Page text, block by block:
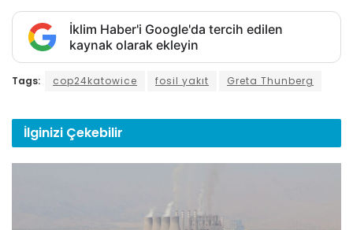
İklim Haber'i Google'da tercih edilen
kaynak olarak ekleyin
Tags: cop24katowice fosil yakıt Greta Thunberg
İlginizi Çekebilir